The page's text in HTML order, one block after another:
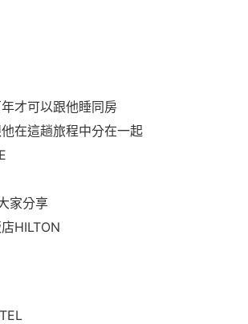
才可以跟他睡同房
在這趟旅程中分在一起
家分享
HILTON